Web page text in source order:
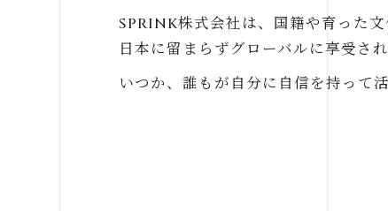
SPRINK株式会社は、国籍や育った
日本に留まらずグローバルに享受さ
いつか、誰もが自分に自信を持って